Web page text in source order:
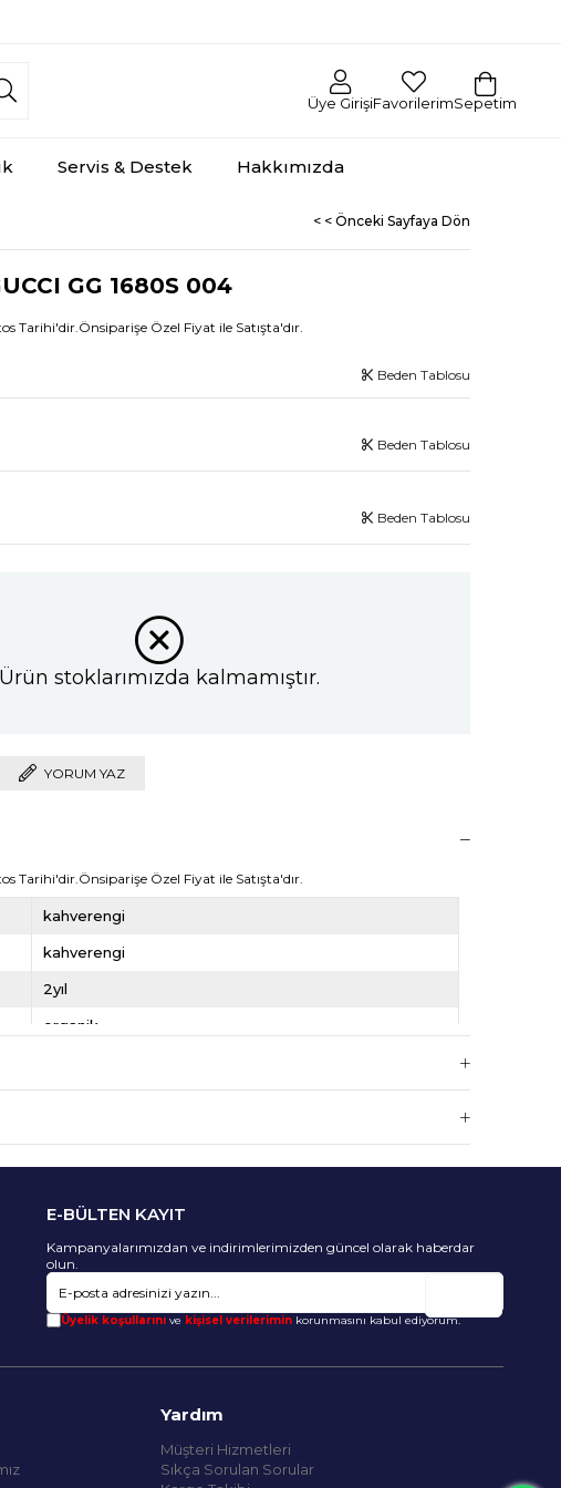
Üye GirişiFavorilerimSepetim
Servis & Destek Hakkımızda
< < Önceki Sayfaya Dön
GG 1680S 004
Tarihi'dir.Önsiparişe Özel Fiyat ile Satışta'dır.
Beden Tablosu
Beden Tablosu
Beden Tablosu
Ürün stoklarımızda kalmamıştır.
YORUM YAZ
Tarihi'dir.Önsiparişe Özel Fiyat ile Satışta'dır.
kahverengi
kahverengi
2yıl
organik
52mm
E-BÜLTEN KAYIT
Kampanyalarımızdan ve indirimlerimizden güncel olarak haberdar
olun.
Üyelik koşullarınıve kişisel verileriminkorunmasını kabul ediyorum.
Yardım
Müşteri Hizmetleri
Sıkça Sorulan Sorular